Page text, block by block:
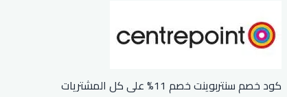
كود خصم سنتربوينت خصم 11% على كل المشتريات